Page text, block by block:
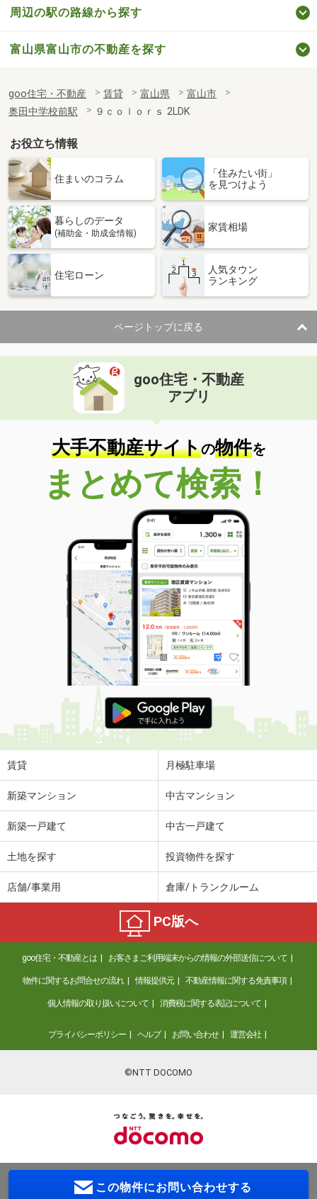
周辺の駅の路線から探す
富山県富山市の不動産を探す
goo住宅・不動産 賃貸 富山県
富山市
奥田中学校前駅
９ｃｏｌｏｒｓ 2LDK
お役立ち情報
住まいのコラム
「住みたい街」
を見つけよう
暮らしのデータ
(補助金・助成金情報)
家賃相場
住宅ローン
人気タウン
ランキング
ページトップに戻る
goo住宅・不動産
アプリ
大手不動産サイトの物件を
まとめて検索！
賃貸 月極駐車場
新築マンション 中古マンション
新築一戸建て 中古一戸建て
土地を探す 投資物件を探す
店舗/事業用 倉庫/トランクルーム
PC版へ
goo住宅・不動産とは お客さまご利用端末からの情報の外部送信について
物件に関するお問合せの流れ 情報提供元 不動産情報に関する免責事項
個人情報の取り扱いについて 消費税に関する表記について
プライバシーポリシー ヘルプ お問い合わせ 運営会社
©NTT DOCOMO
この物件にお問い合わせする